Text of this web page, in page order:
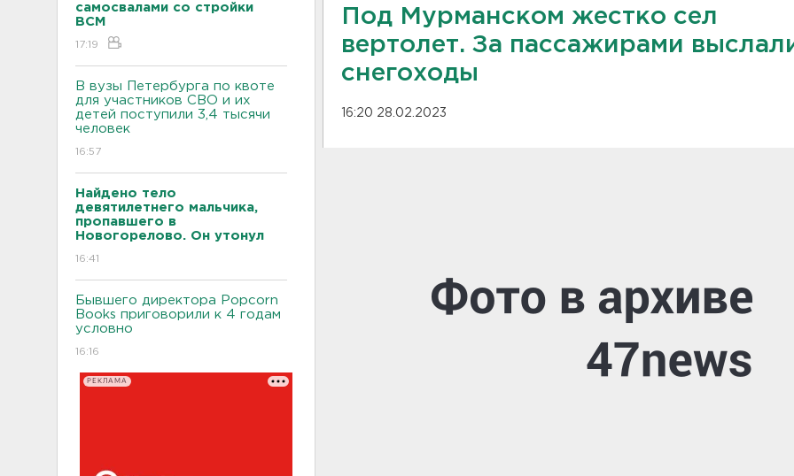
самосвалами со стройки
ВСМ
17:19
В вузы Петербурга по квоте
для участников СВО и их
детей поступили 3,4 тысячи
человек
16:57
Найдено тело
девятилетнего мальчика,
пропавшего в
Новогорелово. Он утонул
16:41
Бывшего директора Popcorn
Books приговорили к 4 годам
условно
16:16
РЕКЛАМА
Под Мурманском жестко сел
вертолет. За пассажирами
снегоходы
16:20 28.02.2023